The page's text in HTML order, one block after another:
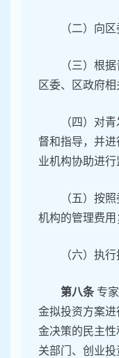
（二）向
（三）根
区委、区政府相
（四）对
督和指导，并
业机构协助进行
（五）按
机构的管理费用
（六）执
第八条 专
金拟投资方案
金决策的民主
关部门、创业